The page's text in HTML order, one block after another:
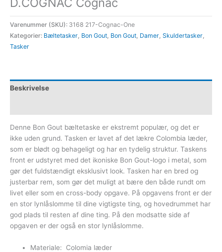
Varenummer (SKU): 3168 217-Cognac-One
Kategorier: Bæltetasker Bon Gout Bon Gout Damer Skuldertasker
Tasker
Beskrivelse
Denne Bon Gout bæltetaske er ekstremt populær, og det er
ikke uden grund. Tasken er lavet af det lækre Colombia læder,
som er blødt og behageligt og har en tydelig struktur. Taskens
front er udstyret med det ikoniske Bon Gout-logo i metal, som
gør det fuldstændigt eksklusivt look. Tasken har en bred og
justerbar rem, som gør det muligt at bære den både rundt om
livet eller som en cross-body opgave. På opgavens front er der
en stor lynlåslomme til dine vigtigste ting, og hovedrummet har
god plads til resten af ​​dine ting. På den modsatte side af
opgaven er der også en stor lynlåslomme.
Materiale: Colomia læder